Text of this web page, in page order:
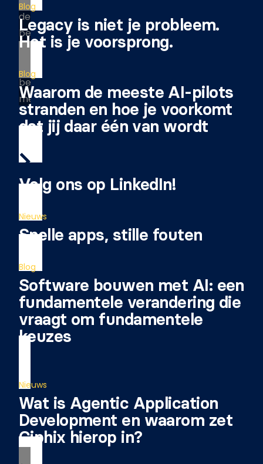
Blog
Legacy is niet je probleem.
Het is je voorsprong.
Blog
Waarom de meeste AI-pilots
stranden en hoe je voorkomt
dat jij daar één van wordt
Volg ons op LinkedIn!
Nieuws
Snelle apps, stille fouten
Blog
Software bouwen met AI: een
fundamentele verandering die
vraagt om fundamentele
keuzes
Nieuws
Wat is Agentic Application
Development en waarom zet
Ciphix hierop in?